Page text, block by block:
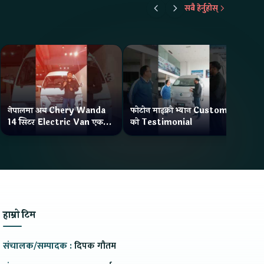
सबै हेर्नुहोस्
नेपालमा अब Chery Wanda
14 सिटर Electric Van एक
Charge मा दिन्छ 300KM
फोटोन माइक्रो भ्यान Customer
को Testimonial
हाम्रो टिम
संचालक/सम्पादक :दिपक गौतम